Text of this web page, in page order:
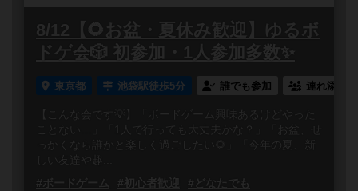
8/12【🌻お盆・夏休み歓迎】ゆるボ
ドゲ会🎲 初参加・1人参加多数✨
東京都 池袋駅徒歩5分 誰でも参加 連れ添い
【こんな会です💡】「ボードゲーム興味あるけどやった
ことない…」「1人で行っても大丈夫かな？」「お盆、せ
っかくなら誰かと楽しく過ごしたい🌻」「今年の夏、新
しい友達や趣...
#ボードゲーム
#初心者歓迎
#どなたでも